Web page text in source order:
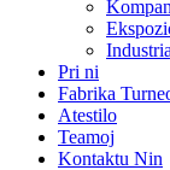
Pri ni
Fabrika
Atestilo
Teamoj
Kontaktu Nin